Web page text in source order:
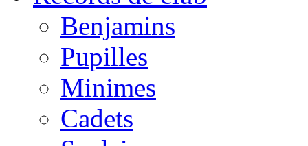
Benjamins
Pupilles
Minimes
Cadets